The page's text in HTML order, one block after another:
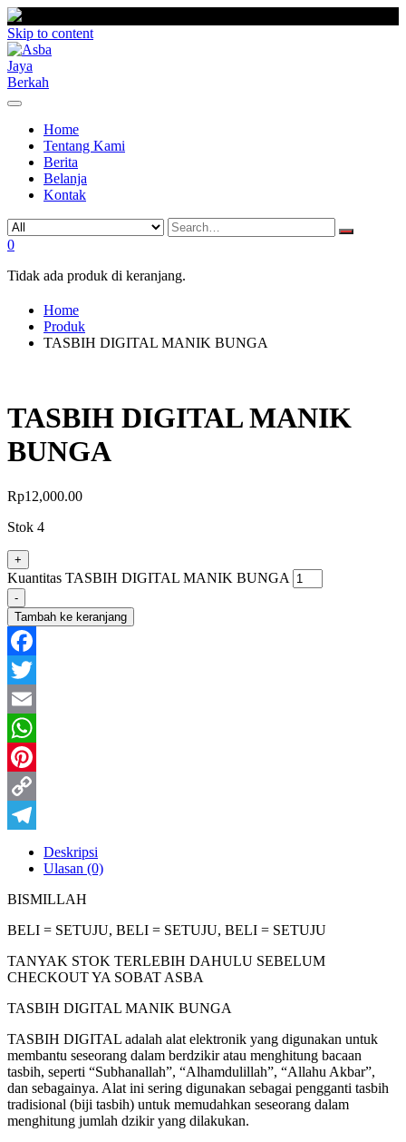
Skip to content
Home
Tentang Kami
Berita
Belanja
Kontak
0
Tidak ada produk di keranjang.
Home
Produk
TASBIH DIGITAL MANIK BUNGA
TASBIH DIGITAL MANIK
BUNGA
Rp12,000.00
Stok 4
+
Kuantitas TASBIH DIGITAL MANIK BUNGA
-
Tambah ke keranjang
Facebook
Twitter
Email
WhatsApp
Pinterest
Copy
Telegram
Deskripsi
Ulasan (0)
BISMILLAH
BELI = SETUJU, BELI = SETUJU, BELI = SETUJU
TANYAK STOK TERLEBIH DAHULU SEBELUM
CHECKOUT YA SOBAT ASBA
TASBIH DIGITAL MANIK BUNGA
TASBIH DIGITAL adalah alat elektronik yang digunakan untuk
membantu seseorang dalam berdzikir atau menghitung bacaan
tasbih, seperti “Subhanallah”, “Alhamdulillah”, “Allahu Akbar”,
dan sebagainya. Alat ini sering digunakan sebagai pengganti tasbih
tradisional (biji tasbih) untuk memudahkan seseorang dalam
menghitung jumlah dzikir yang dilakukan.